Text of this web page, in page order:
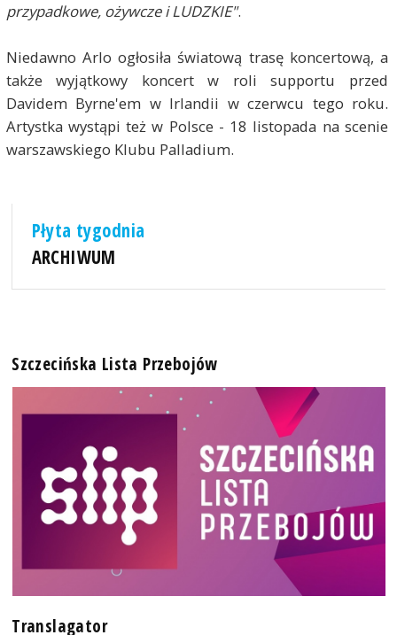
przypadkowe, ożywcze i LUDZKIE".
Niedawno Arlo ogłosiła światową trasę koncertową, a
także wyjątkowy koncert w roli supportu przed
Davidem Byrne'em w Irlandii w czerwcu tego roku.
Artystka wystąpi też w Polsce - 18 listopada na scenie
warszawskiego Klubu Palladium.
Płyta tygodnia
ARCHIWUM
Szczecińska Lista Przebojów
Translagator